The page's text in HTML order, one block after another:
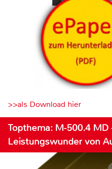
>>als Download hier
Topthema: M-500.4 MD
Leistungswunder von